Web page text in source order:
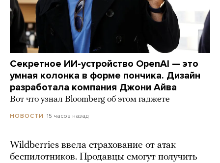
Секретное ИИ-устройство OpenAI — это
умная колонка в форме пончика. Дизайн
разработала компания Джони Айва
Вот что узнал Bloomberg об этом гаджете
НОВОСТИ 15 часов назад
Wildberries ввела страхование от атак
беспилотников. Продавцы смогут получить